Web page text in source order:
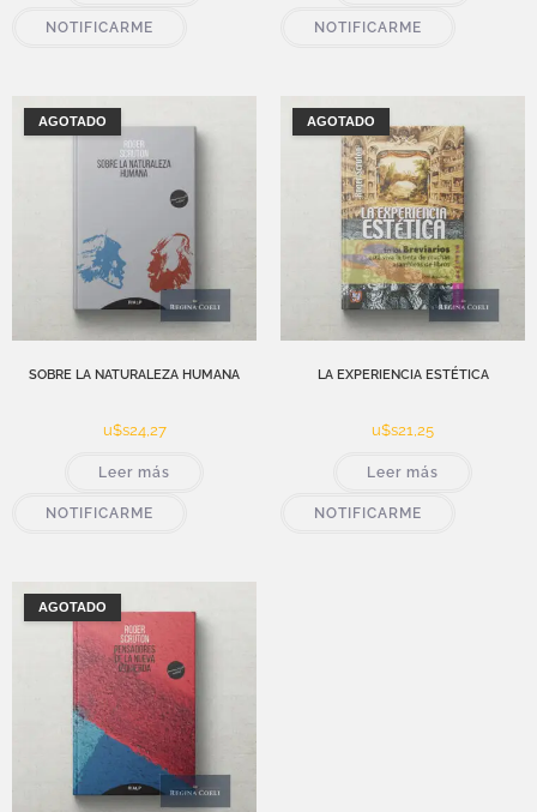
NOTIFICARME NOTIFICARME
AGOTADO
SOBRE LA NATURALEZA HUMANA
u$s24,27
Leer más
NOTIFICARME
AGOTADO
LA EXPERIENCIA ESTÉTICA
u$s21,25
Leer más
NOTIFICARME
AGOTADO